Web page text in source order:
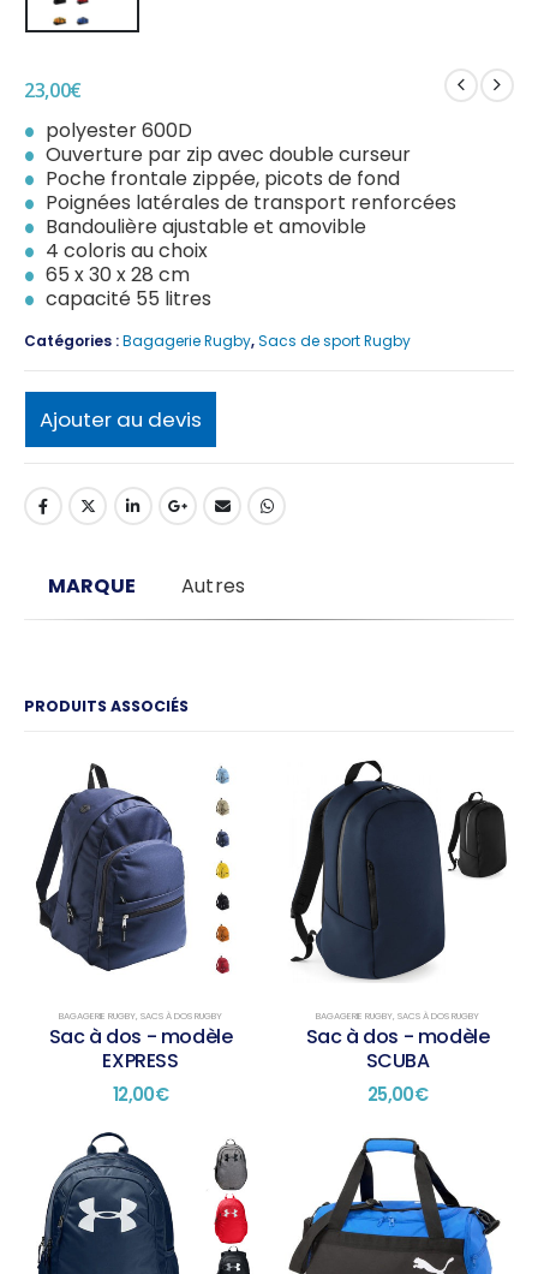
23,00€
polyester 600D
Ouverture par zip avec double curseur
Poche frontale zippée, picots de fond
Poignées latérales de transport renforcées
Bandoulière ajustable et amovible
4 coloris au choix
65 x 30 x 28 cm
capacité 55 litres
Catégories :Bagagerie Rugby,Sacs de sport Rugby
Ajouter au devis
MARQUE Autres
PRODUITS ASSOCIÉS
BAGAGERIE RUGBY, SACS À DOS RUGBY
Sac à dos - modèle
EXPRESS
12,00€
BAGAGERIE RUGBY, SACS À DOS RUGBY
Sac à dos - modèle
SCUBA
25,00€